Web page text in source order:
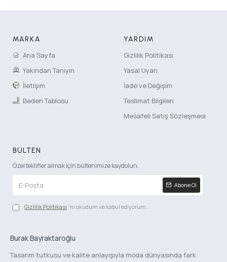
MARKA
Ana Sayfa
Yakından Tanıyın
İletişim
Beden Tablosu
YARDIM
Gizlilik Politikası
Yasal Uyarı
İade ve Değişim
Teslimat Bilgileri
Mesafeli Satış Sözleşmesi
BÜLTEN
Özel teklifler almak için bültenimize kaydolun.
Abone Ol
Gizlilik Politikası 'ni okudum ve kabul ediyorum.
Burak Bayraktaroğlu
Tasarım tutkusu ve kalite anlayışıyla moda dünyasında fark